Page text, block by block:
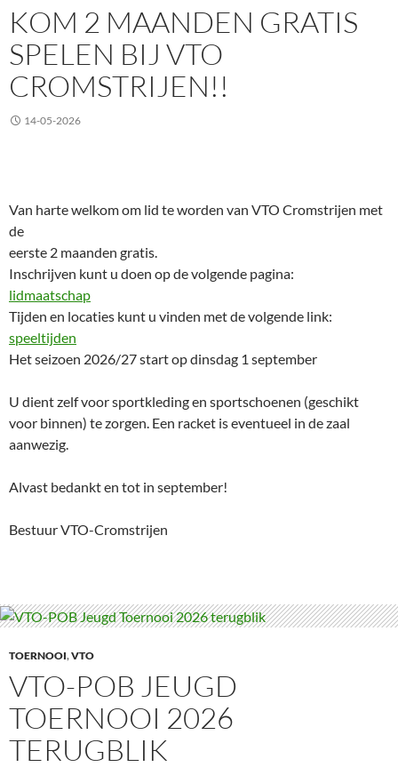
KOM 2 MAANDEN GRATIS
SPELEN BIJ VTO
CROMSTRIJEN!!
14-05-2026
Van harte welkom om lid te worden van VTO Cromstrijen met
de
eerste 2 maanden gratis.
Inschrijven kunt u doen op de volgende pagina:
lidmaatschap
Tijden en locaties kunt u vinden met de volgende link:
speeltijden
Het seizoen 2026/27 start op dinsdag 1 september
U dient zelf voor sportkleding en sportschoenen (geschikt
voor binnen) te zorgen. Een racket is eventueel in de zaal
aanwezig.
Alvast bedankt en tot in september!
Bestuur VTO-Cromstrijen
TOERNOOI,VTO
VTO-POB JEUGD
TOERNOOI 2026
TERUGBLIK